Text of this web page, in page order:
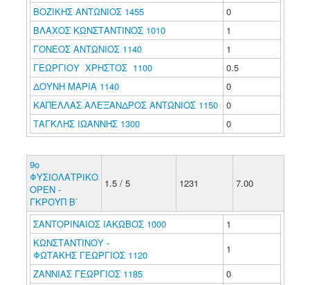
ΒΟΖΙΚΗΣ ΑΝΤΩΝΙΟΣ 1455
0
ΒΛΑΧΟΣ ΚΩΝΣΤΑΝΤΙΝΟΣ 1010
1
ΓΟΝΕΟΣ ΑΝΤΩΝΙΟΣ 1140
1
ΓΕΩΡΓΙΟΥ ΧΡΗΣΤΟΣ 1100
0.5
ΔΟΥΝΗ ΜΑΡΙΑ 1140
0
ΚΑΠΕΛΛΑΣ ΑΛΕΞΑΝΔΡΟΣ ΑΝΤΩΝΙΟΣ 1150
0
ΤΑΓΚΛΗΣ ΙΩΑΝΝΗΣ 1300
0
9ο
ΦΥΣΙΟΛΑΤΡΙΚΟ
ΟΡΕΝ -
ΓΚΡΟΥΠ Β΄
1.5 / 5 1231 7.00
ΣΑΝΤΟΡΙΝΑΙΟΣ ΙΑΚΩΒΟΣ 1000
1
ΚΩΝΣΤΑΝΤΙΝΟΥ -
ΦΩΤΑΚΗΣ ΓΕΩΡΓΙΟΣ 1120
1
ΖΑΝΝΙΑΣ ΓΕΩΡΓΙΟΣ 1185
0